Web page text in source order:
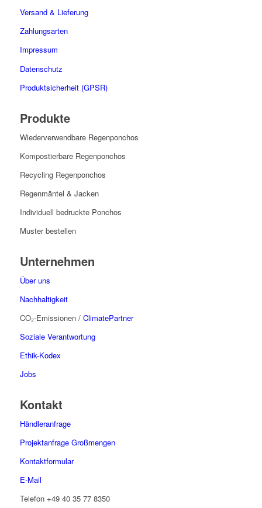
Versand & Lieferung
Zahlungsarten
Impressum
Datenschutz
Produktsicherheit (GPSR)
Produkte
Wiederverwendbare Regenponchos
Kompostierbare Regenponchos
Recycling Regenponchos
Regenmäntel & Jacken
Individuell bedruckte Ponchos
Muster bestellen
Unternehmen
Über uns
Nachhaltigkeit
CO₂-Emissionen / ClimatePartner
Soziale Verantwortung
Ethik-Kodex
Jobs
Kontakt
Händleranfrage
Projektanfrage Großmengen
Kontaktformular
E-Mail
Telefon +49 40 35 77 8350